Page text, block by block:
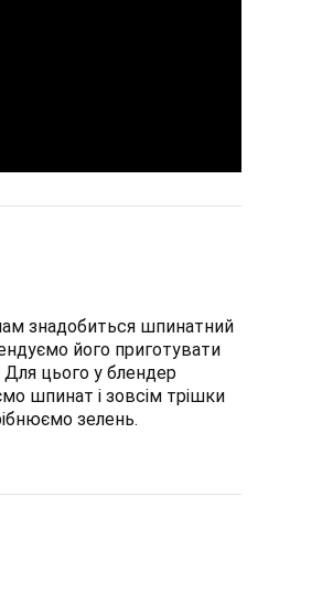
знадобиться шпинатний
його приготувати
Для цього у блендер
шпинат і зовсім трішки
зелень.